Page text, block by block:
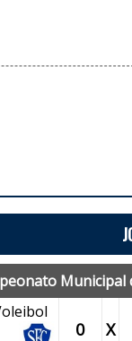
Municipal
0 X